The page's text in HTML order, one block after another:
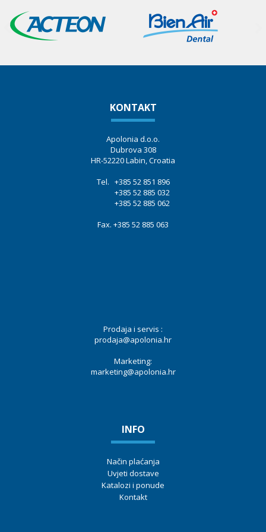
KONTAKT
Apolonia d.o.o.
Dubrova 308
HR-52220 Labin, Croatia
Tel. +385 52 851 896
+385 52 885 032
+385 52 885 062
Fax. +385 52 885 063
Prodaja i servis :
prodaja@apolonia.hr
Marketing:
marketing@apolonia.hr
INFO
Način plaćanja
Uvjeti dostave
Katalozi i ponude
Kontakt